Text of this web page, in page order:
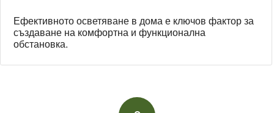
Ефективното осветяване в дома е ключов фактор за
създаване на комфортна и функционална
обстановка.